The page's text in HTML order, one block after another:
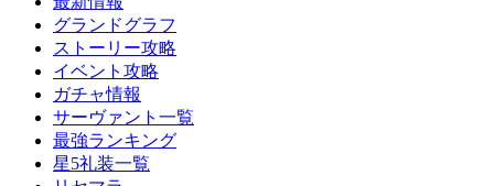
グランドグラフ
ストーリー攻略
イベント攻略
ガチャ情報
サーヴァント一覧
最強ランキング
星5礼装一覧